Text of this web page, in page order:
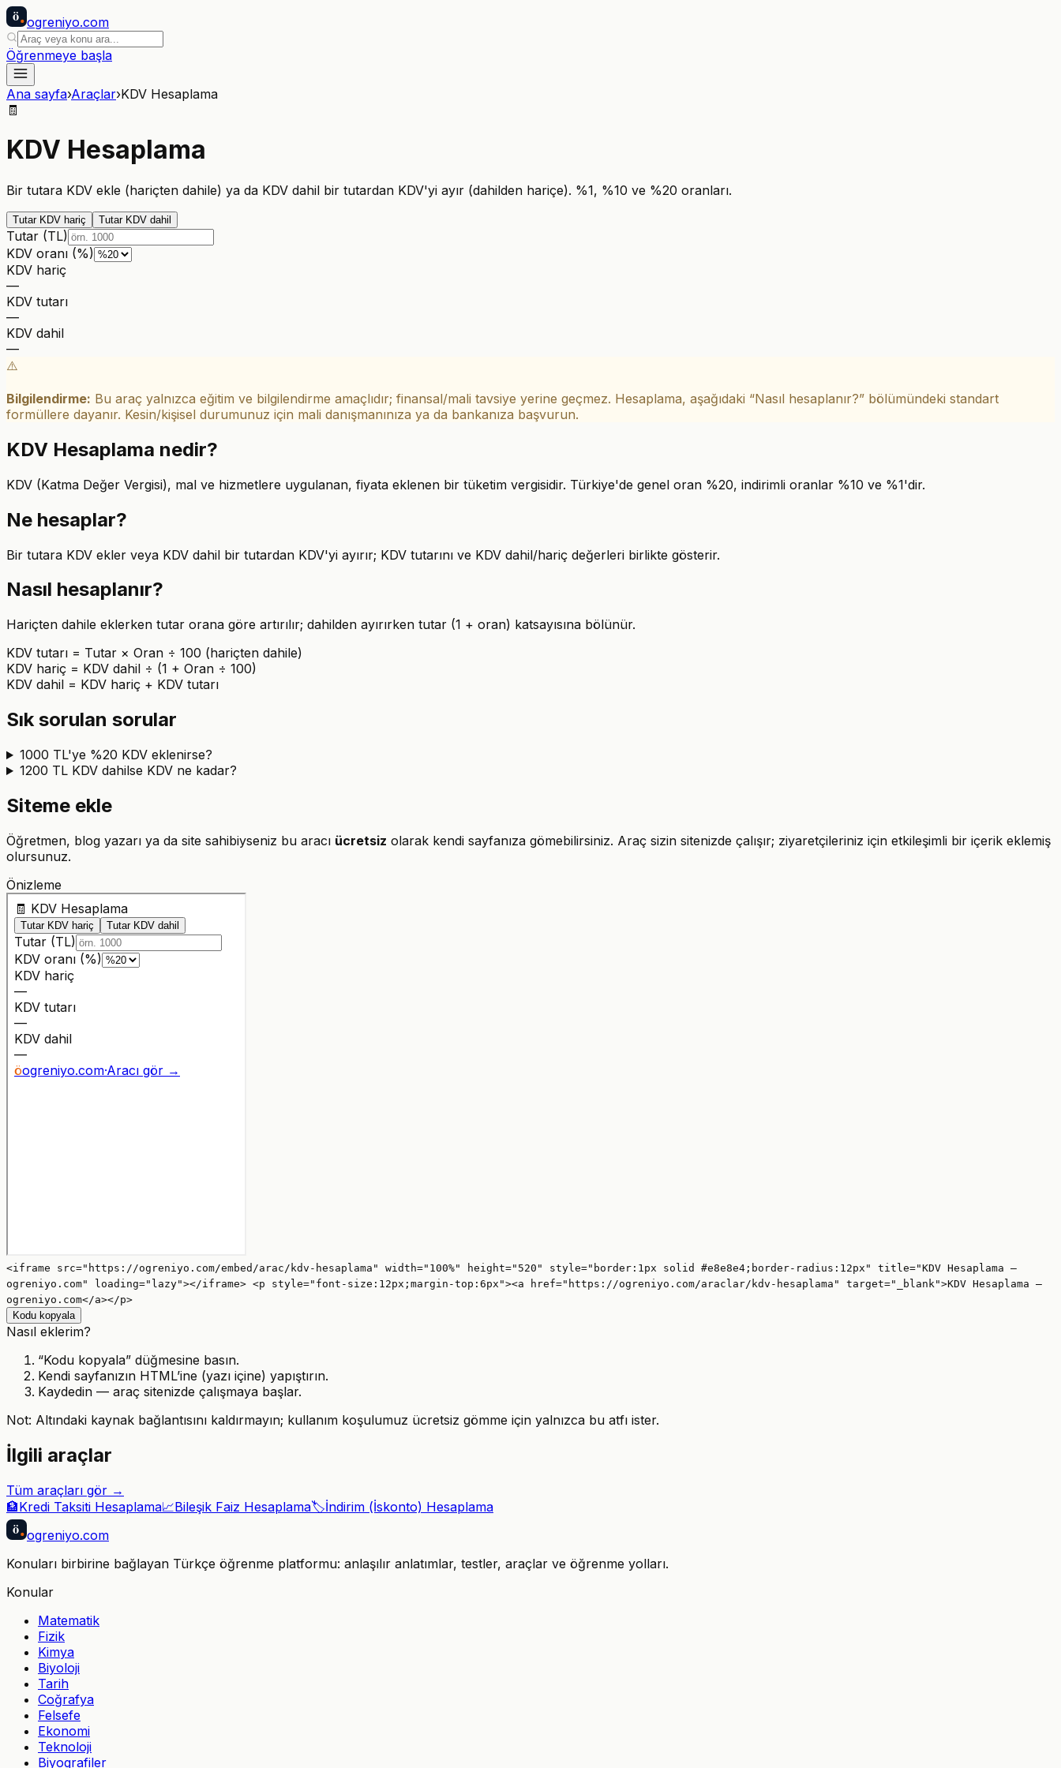
ö ogreniyo.com
Öğrenmeye başla
Ana sayfa›Araçlar›KDV Hesaplama
🧾
KDV Hesaplama
Bir tutara KDV ekle (hariçten dahile) ya da KDV dahil bir tutardan KDV'yi ayır (dahilden hariçe). %1, %10 ve %20 oranları.
Tutar KDV hariç Tutar KDV dahil
Tutar (TL)
KDV oranı (%)
KDV hariç
—
KDV tutarı
—
KDV dahil
—
⚠️
Bilgilendirme: Bu araç yalnızca eğitim ve bilgilendirme amaçlıdır; finansal/mali tavsiye yerine geçmez. Hesaplama, aşağıdaki “Nasıl hesaplanır?” bölümündeki standart
formüllere dayanır. Kesin/kişisel durumunuz için mali danışmanınıza ya da bankanıza başvurun.
KDV Hesaplama nedir?
KDV (Katma Değer Vergisi), mal ve hizmetlere uygulanan, fiyata eklenen bir tüketim vergisidir. Türkiye'de genel oran %20, indirimli oranlar %10 ve %1'dir.
Ne hesaplar?
Bir tutara KDV ekler veya KDV dahil bir tutardan KDV'yi ayırır; KDV tutarını ve KDV dahil/hariç değerleri birlikte gösterir.
Nasıl hesaplanır?
Hariçten dahile eklerken tutar orana göre artırılır; dahilden ayırırken tutar (1 + oran) katsayısına bölünür.
KDV tutarı = Tutar × Oran ÷ 100 (hariçten dahile)
KDV hariç = KDV dahil ÷ (1 + Oran ÷ 100)
KDV dahil = KDV hariç + KDV tutarı
Sık sorulan sorular
1000 TL'ye %20 KDV eklenirse?
1200 TL KDV dahilse KDV ne kadar?
Siteme ekle
Öğretmen, blog yazarı ya da site sahibiyseniz bu aracı ücretsiz olarak kendi sayfanıza gömebilirsiniz. Araç sizin sitenizde çalışır; ziyaretçileriniz için etkileşimli bir içerik eklemiş
olursunuz.
Önizleme
<iframe src="https://ogreniyo.com/embed/arac/kdv-hesaplama" width="100%" height="520" style="border:1px solid #e8e8e4;border-radius:12px" title="KDV Hesaplama —
ogreniyo.com" loading="lazy"></iframe> <p style="font-size:12px;margin-top:6px"><a href="https://ogreniyo.com/araclar/kdv-hesaplama" target="_blank">KDV Hesaplama —
ogreniyo.com</a></p>
Kodu kopyala
Nasıl eklerim?
“Kodu kopyala” düğmesine basın.
Kendi sayfanızın HTML’ine (yazı içine) yapıştırın.
Kaydedin — araç sitenizde çalışmaya başlar.
Not: Altındaki kaynak bağlantısını kaldırmayın; kullanım koşulumuz ücretsiz gömme için yalnızca bu atfı ister.
İlgili araçlar
Tüm araçları gör →
🏦Kredi Taksiti Hesaplama📈Bileşik Faiz Hesaplama🏷️İndirim (İskonto) Hesaplama
ö ogreniyo.com
Konuları birbirine bağlayan Türkçe öğrenme platformu: anlaşılır anlatımlar, testler, araçlar ve öğrenme yolları.
Konular
Matematik
Fizik
Kimya
Biyoloji
Tarih
Coğrafya
Felsefe
Ekonomi
Teknoloji
Biyografiler